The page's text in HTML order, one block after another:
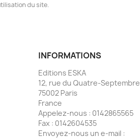
du site.
INFORMATIONS
Editions ESKA
12, rue du Quatre-Septembre
75002 Paris
France
Appelez-nous : 0142865565
Fax : 0142604535
Envoyez-nous un e-mail :